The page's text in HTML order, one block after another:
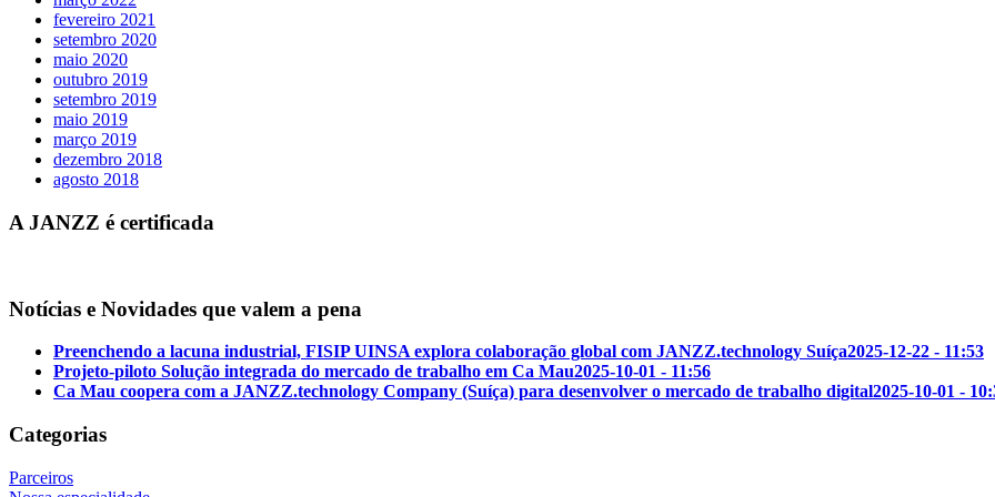
fevereiro 2021
setembro 2020
maio 2020
outubro 2019
setembro 2019
maio 2019
março 2019
dezembro 2018
agosto 2018
A JANZZ é certificada
Notícias e Novidades que valem a pena
Preenchendo a lacuna industrial, FISIP UINSA explora colaboração global com JANZZ.technology Suíça2025-12-22 - 11:53
Projeto-piloto Solução integrada do mercado de trabalho em Ca Mau2025-10-01 - 11:56
Ca Mau coopera com a JANZZ.technology Company (Suíça) para desenvolver o mercado de trabalho digital2025-10-01 -
Categorias
Parceiros